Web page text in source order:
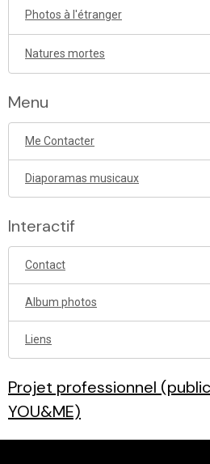
Photos à l'étranger
Natures mortes
Menu
Me Contacter
Diaporamas musicaux
Interactif
Contact
Album photos
Liens
Projet professionnel
YOU&ME)